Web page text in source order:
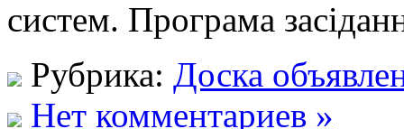
систем. Програма
Рубрика: Доска
Нет комментариев »